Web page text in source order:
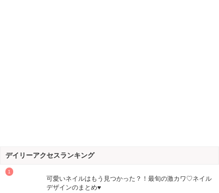
デイリーアクセスランキング
可愛いネイルはもう見つかった？！最旬の激カワ♡ネイル
デザインのまとめ♥